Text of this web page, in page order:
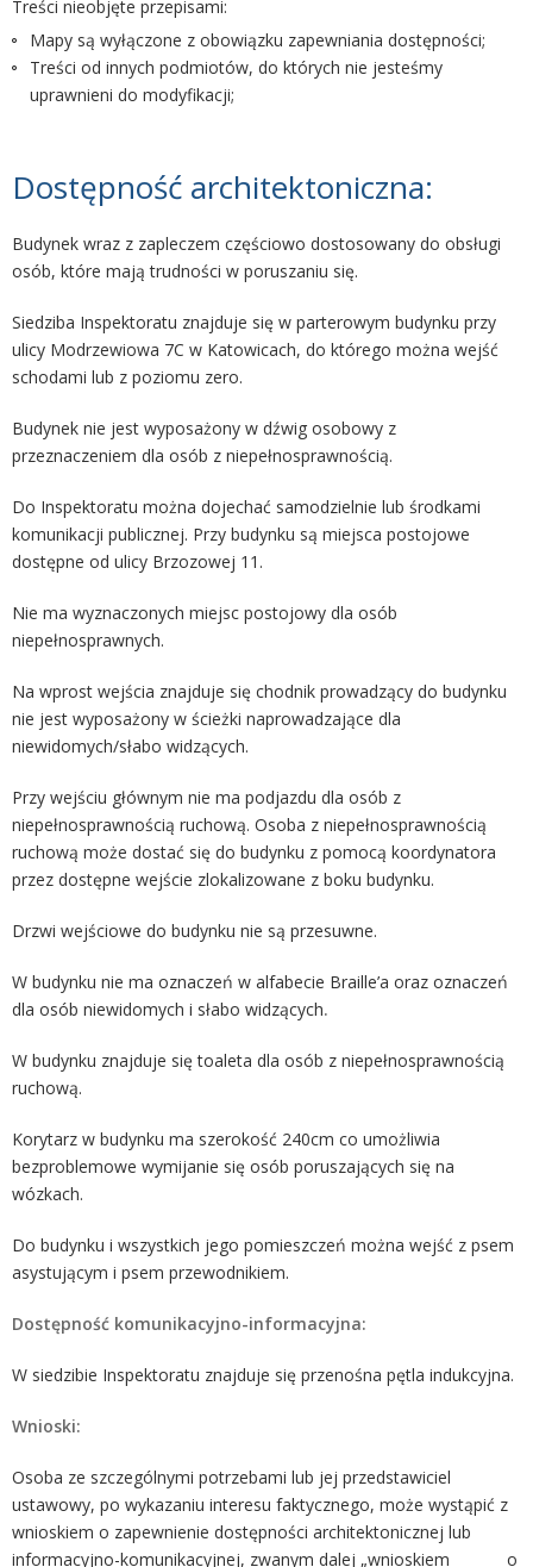
Treści nieobjęte przepisami:
Mapy są wyłączone z obowiązku zapewniania dostępności;
Treści od innych podmiotów, do których nie jesteśmy
uprawnieni do modyfikacji;
Dostępność architektoniczna:
Budynek wraz z zapleczem częściowo dostosowany do obsługi
osób, które mają trudności w poruszaniu się.
Siedziba Inspektoratu znajduje się w parterowym budynku przy
ulicy Modrzewiowa 7C w Katowicach, do którego można wejść
schodami lub z poziomu zero.
Budynek nie jest wyposażony w dźwig osobowy z
przeznaczeniem dla osób z niepełnosprawnością.
Do Inspektoratu można dojechać samodzielnie lub środkami
komunikacji publicznej. Przy budynku są miejsca postojowe
dostępne od ulicy Brzozowej 11.
Nie ma wyznaczonych miejsc postojowy dla osób
niepełnosprawnych.
Na wprost wejścia znajduje się chodnik prowadzący do budynku
nie jest wyposażony w ścieżki naprowadzające dla
niewidomych/słabo widzących.
Przy wejściu głównym nie ma podjazdu dla osób z
niepełnosprawnością ruchową. Osoba z niepełnosprawnością
ruchową może dostać się do budynku z pomocą koordynatora
przez dostępne wejście zlokalizowane z boku budynku.
Drzwi wejściowe do budynku nie są przesuwne.
W budynku nie ma oznaczeń w alfabecie Braille’a oraz oznaczeń
dla osób niewidomych i słabo widzących.
W budynku znajduje się toaleta dla osób z niepełnosprawnością
ruchową.
Korytarz w budynku ma szerokość 240cm co umożliwia
bezproblemowe wymijanie się osób poruszających się na
wózkach.
Do budynku i wszystkich jego pomieszczeń można wejść z psem
asystującym i psem przewodnikiem.
Dostępność komunikacyjno-informacyjna:
W siedzibie Inspektoratu znajduje się przenośna pętla indukcyjna.
Wnioski:
Osoba ze szczególnymi potrzebami lub jej przedstawiciel
ustawowy, po wykazaniu interesu faktycznego, może wystąpić z
wnioskiem o zapewnienie dostępności architektonicznej lub
informacyjno-komunikacyjnej, zwanym dalej „wnioskiem o